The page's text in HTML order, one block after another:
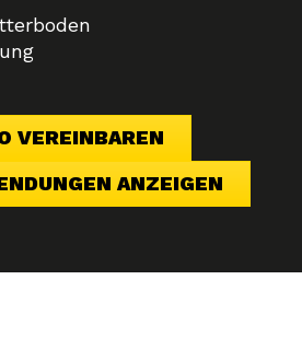
VEREINBAREN
ANZEIGEN